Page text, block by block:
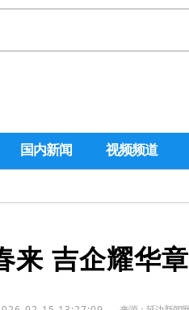
国内新闻 视频频道
来 吉企耀华